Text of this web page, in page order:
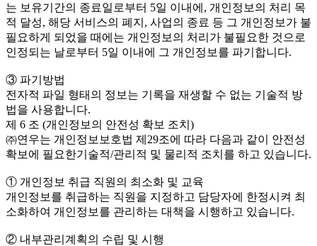
는 보유기간의 종료일로부터 5일 이내에, 개인정보의 처리 목
적 달성, 해당 서비스의 폐지, 사업의 종료 등 그 개인정보가 불
필요하게 되었을 때에는 개인정보의 처리가 불필요한 것으로
인정되는 날로부터 5일 이내에 그 개인정보를 파기합니다.
③ 파기방법
전자적 파일 형태의 정보는 기록을 재생할 수 없는 기술적 방
법을 사용합니다.
제 6 조 (개인정보의 안전성 확보 조치)
㈜연우는 개인정보보호법 제29조에 따라 다음과 같이 안전성
확보에 필요한기술적/관리적 및 물리적 조치를 하고 있습니다.
① 개인정보 취급 직원의 최소화 및 교육
개인정보를 취급하는 직원을 지정하고 담당자에 한정시켜 최
소화하여 개인정보를 관리하는 대책을 시행하고 있습니다.
② 내부관리계획의 수립 및 시행